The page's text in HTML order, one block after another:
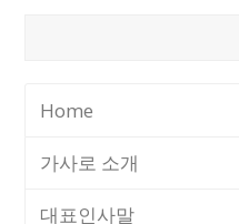
Home
가사로 소개
대표인사말